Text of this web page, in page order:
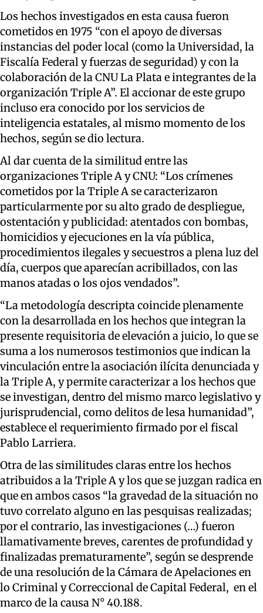
Los hechos investigados en esta causa fueron
cometidos en 1975 “con el apoyo de diversas
instancias del poder local (como la Universidad, la
Fiscalía Federal y fuerzas de seguridad) y con la
colaboración de la CNU La Plata e integrantes de la
organización Triple A”. El accionar de este grupo
incluso era conocido por los servicios de
inteligencia estatales, al mismo momento de los
hechos, según se dio lectura.
Al dar cuenta de la similitud entre las
organizaciones Triple A y CNU: “Los crímenes
cometidos por la Triple A se caracterizaron
particularmente por su alto grado de despliegue,
ostentación y publicidad: atentados con bombas,
homicidios y ejecuciones en la vía pública,
procedimientos ilegales y secuestros a plena luz del
día, cuerpos que aparecían acribillados, con las
manos atadas o los ojos vendados”.
“La metodología descripta coincide plenamente
con la desarrollada en los hechos que integran la
presente requisitoria de elevación a juicio, lo que se
suma a los numerosos testimonios que indican la
vinculación entre la asociación ilícita denunciada y
la Triple A, y permite caracterizar a los hechos que
se investigan, dentro del mismo marco legislativo y
jurisprudencial, como delitos de lesa humanidad”,
establece el requerimiento firmado por el fiscal
Pablo Larriera.
Otra de las similitudes claras entre los hechos
atribuidos a la Triple A y los que se juzgan radica en
que en ambos casos “la gravedad de la situación no
tuvo correlato alguno en las pesquisas realizadas;
por el contrario, las investigaciones (…) fueron
llamativamente breves, carentes de profundidad y
finalizadas prematuramente”, según se desprende
de una resolución de la Cámara de Apelaciones en
lo Criminal y Correccional de Capital Federal, en el
marco de la causa N° 40.188.